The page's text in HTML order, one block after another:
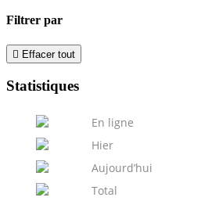
Filtrer par
 Effacer tout
Statistiques
En ligne
Hier
Aujourd’hui
Total